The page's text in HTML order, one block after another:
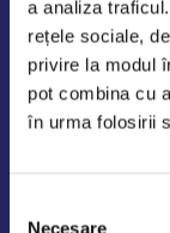
a analiza
rețele sociale,
privire la modul
pot combina cu
în urma folosirii
Necesare
Program
Luni - Vineri:
Sambata -